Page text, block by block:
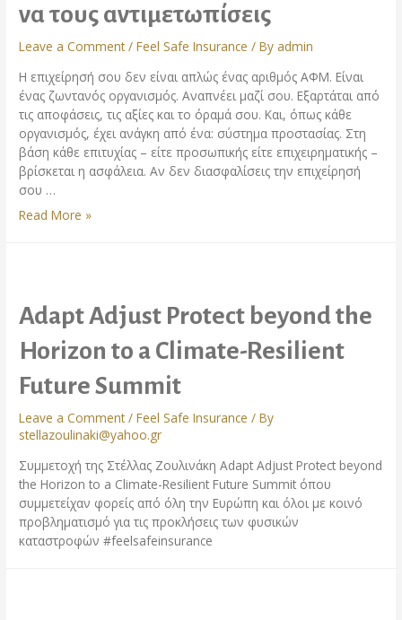
να τους αντιμετωπίσεις
Leave a Comment /Feel Safe Insurance / Byadmin
Η επιχείρησή σου δεν είναι απλώς ένας αριθμός ΑΦΜ. Είναι
ένας ζωντανός οργανισμός. Αναπνέει μαζί σου. Εξαρτάται από
τις αποφάσεις, τις αξίες και το όραμά σου. Και, όπως κάθε
οργανισμός, έχει ανάγκη από ένα: σύστημα προστασίας. Στη
βάση κάθε επιτυχίας – είτε προσωπικής είτε επιχειρηματικής –
βρίσκεται η ασφάλεια. Αν δεν διασφαλίσεις την επιχείρησή
σου …
Read More »
Adapt Adjust Protect beyond the
Horizon to a Climate-Resilient
Future Summit
Leave a Comment /Feel Safe Insurance / By
stellazoulinaki@yahoo.gr
Συμμετοχή της Στέλλας Ζουλινάκη Adapt Adjust Protect beyond
the Horizon to a Climate-Resilient Future Summit όπου
συμμετείχαν φορείς από όλη την Ευρώπη και όλοι με κοινό
προβληματισμό για τις προκλήσεις των φυσικών
καταστροφών #feelsafeinsurance